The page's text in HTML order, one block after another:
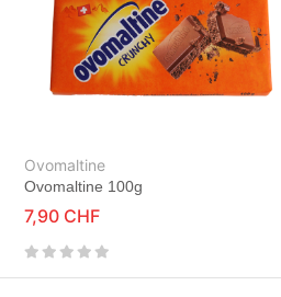
Ovomaltine
Ovomaltine 100g
7,90 CHF